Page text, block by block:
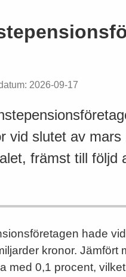
2026-09-17
vid slutet av
främst till följd
hade
kronor. Jämfört
med 0,1 procent,